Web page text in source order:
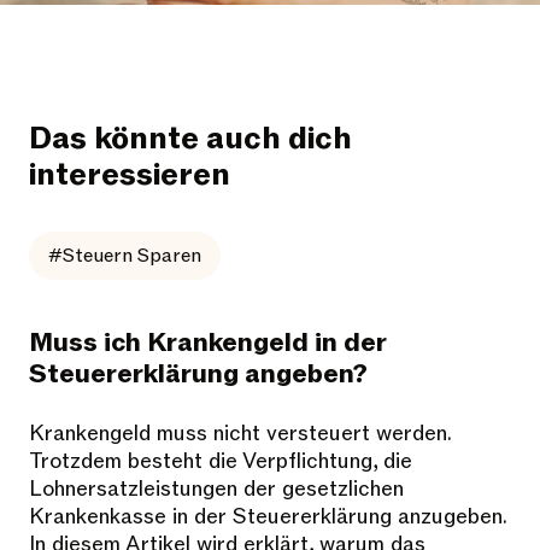
Das könnte auch dich
interessieren
#Steuern Sparen
Muss ich Krankengeld in der
Steuererklärung angeben?
Krankengeld muss nicht versteuert werden.
Trotzdem besteht die Verpflichtung, die
Lohnersatzleistungen der gesetzlichen
Krankenkasse in der Steuererklärung anzugeben.